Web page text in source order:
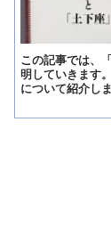
この記事では、
明していきます
について紹介し